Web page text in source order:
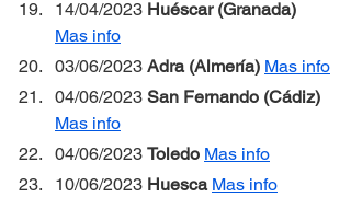
14/04/2023 Huéscar (Granada)
Mas info
03/06/2023 Adra (Almería) Mas info
04/06/2023 San Fernando (Cádiz)
Mas info
04/06/2023 Toledo Mas info
10/06/2023 Huesca Mas info